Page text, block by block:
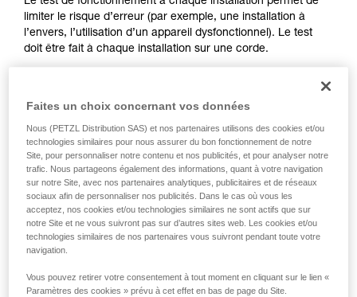
de la reproduire en autonomie.
Nous donnons des exemples de techniques
liées à votre activité. Il peut en exister d’autres
limiter le risque d’erreur (par exemple, une installation à
l’envers, l’utilisation d’un appareil dysfonctionnel). Le test
doit être fait à chaque installation sur une corde.
Pour l’ASAP LOCK, vérifiez que la fonction LOCK n’est pas
activée avant de faire le test.
Une fois l’ASAP ou ASAP LOCK placé sur la corde, faites
coulisser votre appareil brusquement vers le bas. Un
mouvement rapide de la main permet d’atteindre facilement
la vitesse de 2 m/s, l’appareil doit bloquer. S’il ne bloque pas,
vérifiez votre installation ou inspectez l’état de l’appareil.
Faites un choix concernant vos données
Nous (PETZL Distribution SAS) et nos partenaires utilisons des cookies et/ou
technologies similaires pour nous assurer du bon fonctionnement de notre
Site, pour personnaliser notre contenu et nos publicités, et pour analyser notre
trafic. Nous partageons également des informations, quant à votre navigation
sur notre Site, avec nos partenaires analytiques, publicitaires et de réseaux
sociaux afin de personnaliser nos publicités. Dans le cas où vous les
acceptez, nos cookies et/ou technologies similaires ne sont actifs que sur
notre Site et ne vous suivront pas sur d’autres sites web. Les cookies et/ou
technologies similaires de nos partenaires vous suivront pendant toute votre
navigation.
Vous pouvez retirer votre consentement à tout moment en cliquant sur le lien «
Paramètres des cookies » prévu à cet effet en bas de page du Site.